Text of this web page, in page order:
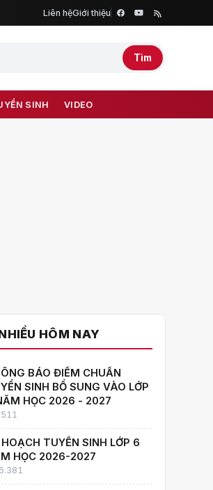
Liên hệGiới thiệu
Tìm
SINH VIDEO
HÔM NAY
BÁO ĐIỂM CHUẨN
SINH BỔ SUNG VÀO LỚP
HỌC 2026 - 2027
HOẠCH TUYỂN SINH LỚP 6
HỌC 2026-2027